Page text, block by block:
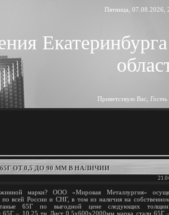
Пятница, 07.08.2026,
Приветствую Вас Гость
ОТ 0,5 ДО 90 ММ В НАЛИЧИИ
марки? ООО «Мировая Металлургия»
по всей России и СНГ, в том из наличия на собственном
65Г по выгодной цене следующих
65Г – 10,25 тн Лист 0,5х600х2000мм марка стали 65Г